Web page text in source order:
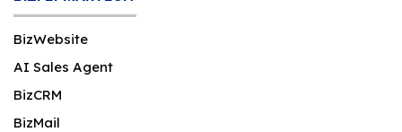
BizWebsite
AI Sales Agent
BizCRM
BizMail